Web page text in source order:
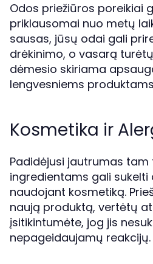
Odos priežiūros poreikiai
priklausomai nuo metų
sausas, jūsų odai gali
drėkinimo, o vasarą
dėmesio skiriama
lengvesniems
Kosmetika ir
Padidėjusi jautrumas tam
ingredientams gali sukelti
naudojant kosmetiką.
naują produktą, vertėtų
įsitikintumėte, jog jis
nepageidaujamų reakcijų.